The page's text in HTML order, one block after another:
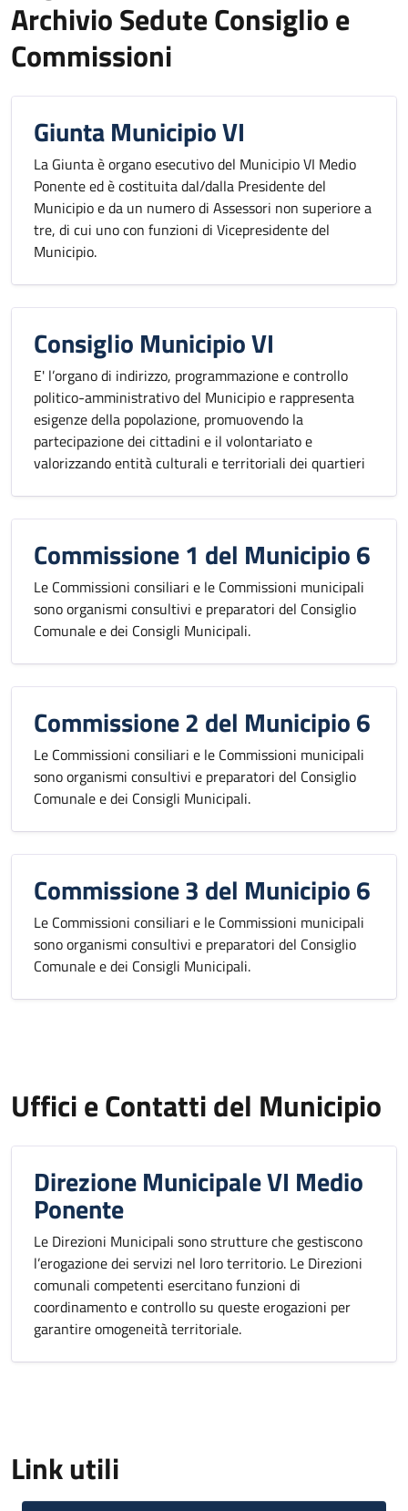
Archivio Sedute Consiglio e
Commissioni
Giunta Municipio VI
La Giunta è organo esecutivo del Municipio VI Medio
Ponente ed è costituita dal/dalla Presidente del
Municipio e da un numero di Assessori non superiore a
tre, di cui uno con funzioni di Vicepresidente del
Municipio.
Consiglio Municipio VI
E' l’organo di indirizzo, programmazione e controllo
politico-amministrativo del Municipio e rappresenta
esigenze della popolazione, promuovendo la
partecipazione dei cittadini e il volontariato e
valorizzando entità culturali e territoriali dei quartieri
Commissione 1 del Municipio 6
Le Commissioni consiliari e le Commissioni municipali
sono organismi consultivi e preparatori del Consiglio
Comunale e dei Consigli Municipali.
Commissione 2 del Municipio 6
Le Commissioni consiliari e le Commissioni municipali
sono organismi consultivi e preparatori del Consiglio
Comunale e dei Consigli Municipali.
Commissione 3 del Municipio 6
Le Commissioni consiliari e le Commissioni municipali
sono organismi consultivi e preparatori del Consiglio
Comunale e dei Consigli Municipali.
Uffici e Contatti del Municipio
Direzione Municipale VI Medio
Ponente
Le Direzioni Municipali sono strutture che gestiscono
l’erogazione dei servizi nel loro territorio. Le Direzioni
comunali competenti esercitano funzioni di
coordinamento e controllo su queste erogazioni per
garantire omogeneità territoriale.
Link utili